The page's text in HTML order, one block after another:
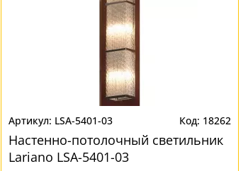
LSA-5401-03 18262
Настенно-потолочный светильник
Lariano LSA-5401-03